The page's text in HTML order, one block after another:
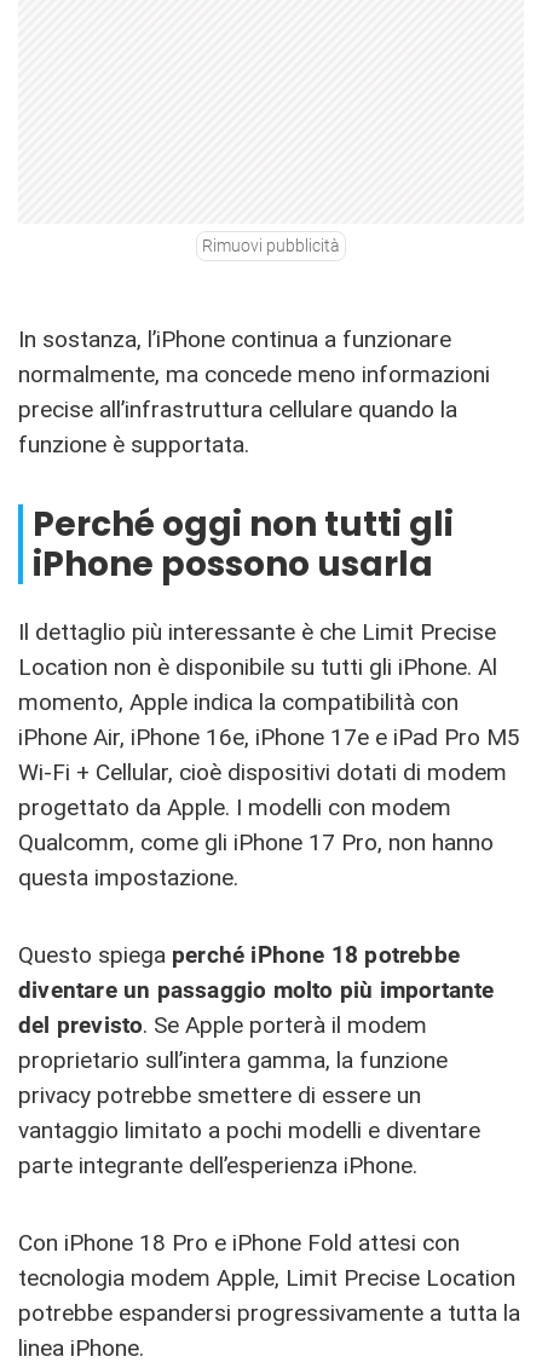
Rimuovi pubblicità
In sostanza, l’iPhone continua a funzionare
normalmente, ma concede meno informazioni
precise all’infrastruttura cellulare quando la
funzione è supportata.
Perché oggi non tutti gli
iPhone possono usarla
Il dettaglio più interessante è che Limit Precise
Location non è disponibile su tutti gli iPhone. Al
momento, Apple indica la compatibilità con
iPhone Air, iPhone 16e, iPhone 17e e iPad Pro M5
Wi-Fi + Cellular, cioè dispositivi dotati di modem
progettato da Apple. I modelli con modem
Qualcomm, come gli iPhone 17 Pro, non hanno
questa impostazione.
Questo spiega perché iPhone 18 potrebbe
diventare un passaggio molto più importante
del previsto. Se Apple porterà il modem
proprietario sull’intera gamma, la funzione
privacy potrebbe smettere di essere un
vantaggio limitato a pochi modelli e diventare
parte integrante dell’esperienza iPhone.
Con iPhone 18 Pro e iPhone Fold attesi con
tecnologia modem Apple, Limit Precise Location
potrebbe espandersi progressivamente a tutta la
linea iPhone.